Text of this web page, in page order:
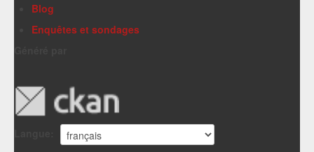
Blog
Enquêtes et sondages